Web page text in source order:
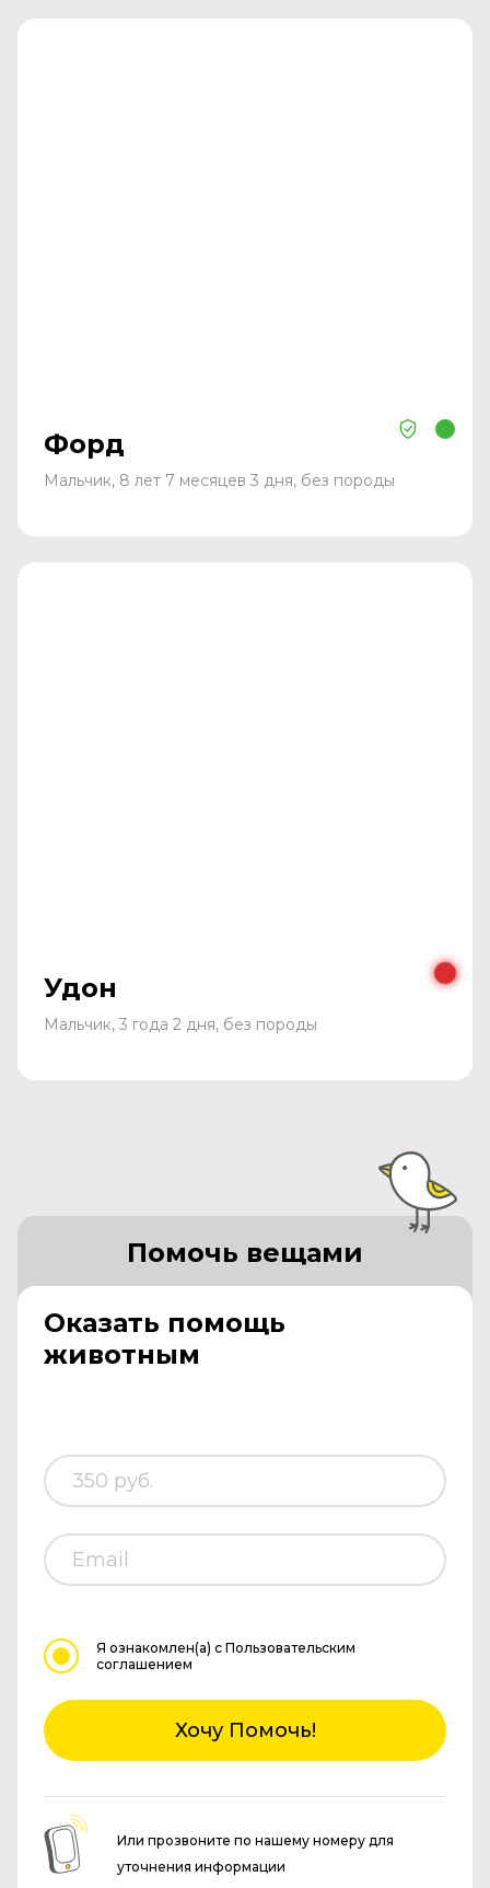
Форд
Мальчик, 8 лет 7 месяцев 3 дня, без породы
Удон
Мальчик, 3 года 2 дня, без породы
Оказать помощь
животным
Помочь вещами
Я ознакомлен(а) с Пользовательским
соглашением
Хочу Помочь!
Или прозвоните по нашему номеру для
уточнения информации